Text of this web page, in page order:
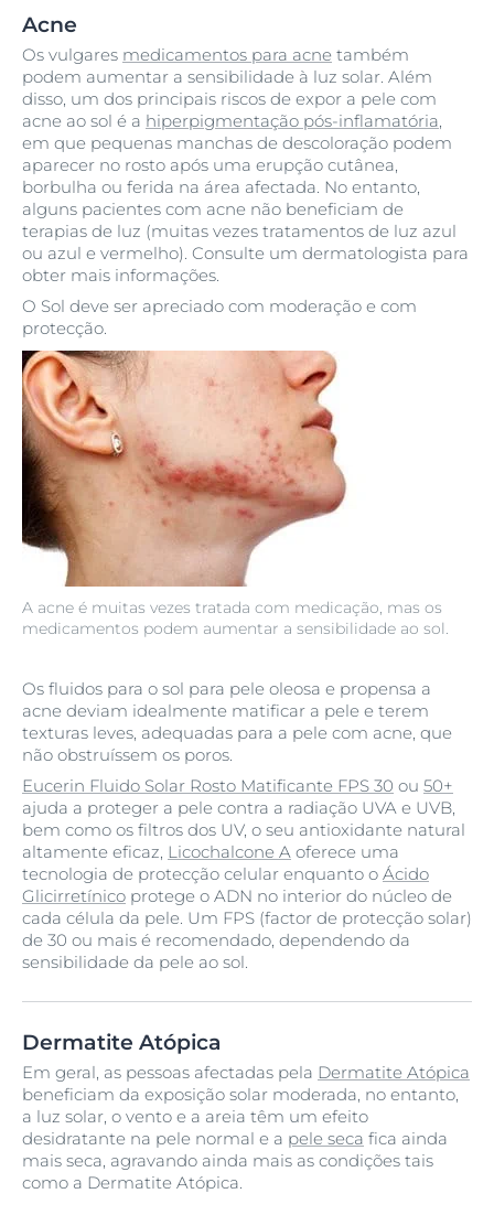
Acne
A acne é muitas vezes tratada com medicação, mas os
medicamentos podem aumentar a sensibilidade ao sol.
Os vulgares medicamentos para acne também
podem aumentar a sensibilidade à luz solar. Além
disso, um dos principais riscos de expor a pele com
acne ao sol é a hiperpigmentação pós-inflamatória,
em que pequenas manchas de descoloração podem
aparecer no rosto após uma erupção cutânea,
borbulha ou ferida na área afectada. No entanto,
alguns pacientes com acne não beneficiam de
terapias de luz (muitas vezes tratamentos de luz azul
ou azul e vermelho). Consulte um dermatologista para
obter mais informações.
O Sol deve ser apreciado com moderação e com
protecção.
Os fluidos para o sol para pele oleosa e propensa a
acne deviam idealmente matificar a pele e terem
texturas leves, adequadas para a pele com acne, que
não obstruíssem os poros.
Eucerin Fluido Solar Rosto Matificante FPS 30 ou 50+
ajuda a proteger a pele contra a radiação UVA e UVB,
bem como os filtros dos UV, o seu antioxidante natural
altamente eficaz, Licochalcone A oferece uma
tecnologia de protecção celular enquanto o Ácido
Glicirretínico protege o ADN no interior do núcleo de
cada célula da pele. Um FPS (factor de protecção solar)
de 30 ou mais é recomendado, dependendo da
sensibilidade da pele ao sol.
Dermatite Atópica
Em geral, as pessoas afectadas pela Dermatite Atópica
beneficiam da exposição solar moderada, no entanto,
a luz solar, o vento e a areia têm um efeito
desidratante na pele normal e a pele seca fica ainda
mais seca, agravando ainda mais as condições tais
como a Dermatite Atópica.